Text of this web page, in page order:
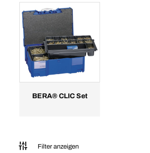
BERA® CLIC Set
Filter anzeigen